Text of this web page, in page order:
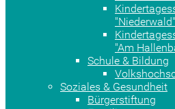
"Niederwald"
"Am
Schule & Bildung
Soziales & Gesundheit
Bürgerstiftung